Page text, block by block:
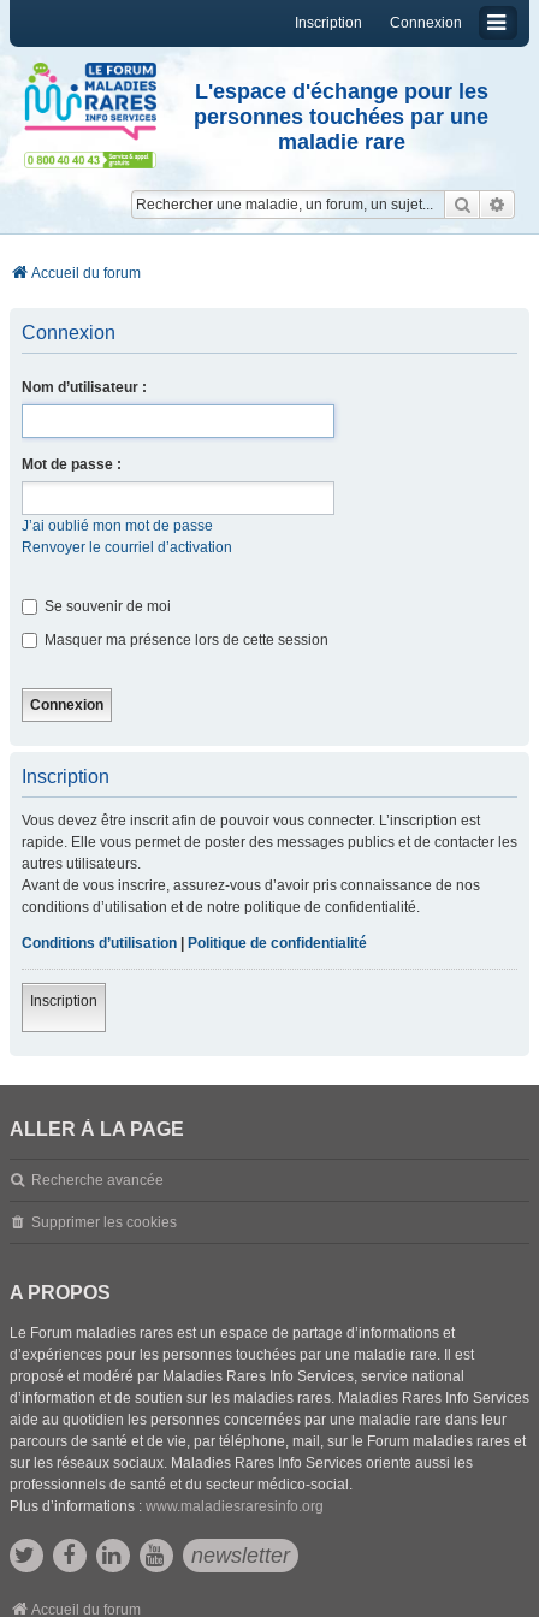
Connexion
Inscription
L'espace d'échange pour les
personnes touchées par une
maladie rare
Accueil du forum
Connexion
Nom d’utilisateur :
Mot de passe :
J’ai oublié mon mot de passe
Renvoyer le courriel d’activation
Se souvenir de moi
Masquer ma présence lors de cette session
Inscription
Vous devez être inscrit afin de pouvoir vous connecter. L’inscription est
rapide. Elle vous permet de poster des messages publics et de contacter les
autres utilisateurs.
Avant de vous inscrire, assurez-vous d’avoir pris connaissance de nos
conditions d’utilisation et de notre politique de confidentialité.
Conditions d’utilisation Politique de confidentialité
Inscription
ALLER À LA PAGE
Recherche avancée
Supprimer les cookies
A PROPOS
Le Forum maladies rares est un espace de partage d’informations et
d’expériences pour les personnes touchées par une maladie rare. Il est
proposé et modéré par Maladies Rares Info Services, service national
d’information et de soutien sur les maladies rares. Maladies Rares Info Services
aide au quotidien les personnes concernées par une maladie rare dans leur
parcours de santé et de vie, par téléphone, mail, sur le Forum maladies rares et
sur les réseaux sociaux. Maladies Rares Info Services oriente aussi les
professionnels de santé et du secteur médico-social.
Plus d’informations : www.maladiesraresinfo.org
newsletter
Accueil du forum